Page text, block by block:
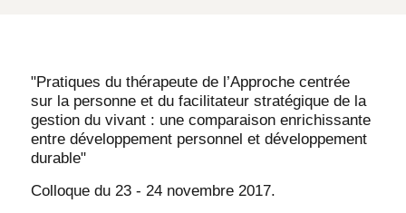
"Pratiques du thérapeute de l’Approche centrée
sur la personne et du facilitateur stratégique de la
gestion du vivant : une comparaison enrichissante
entre développement personnel et développement
durable"
Colloque du 23 - 24 novembre 2017.